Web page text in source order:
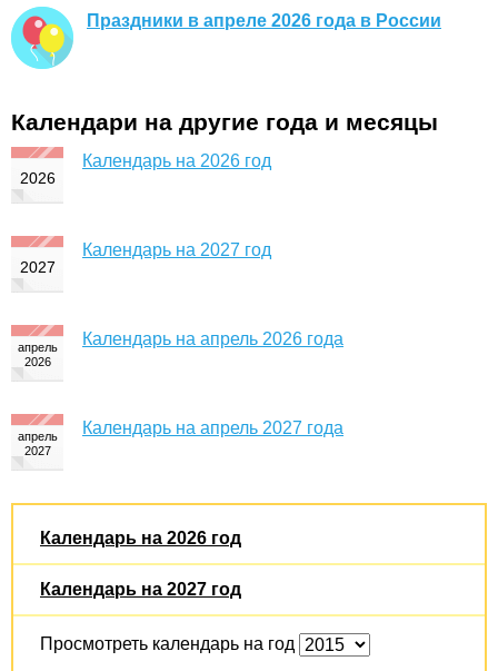
Праздники в апреле 2026 года в России
Календари на другие года и месяцы
Календарь на 2026 год
Календарь на 2027 год
Календарь на апрель 2026 года
Календарь на апрель 2027 года
Календарь на 2026 год
Календарь на 2027 год
Просмотреть календарь на год